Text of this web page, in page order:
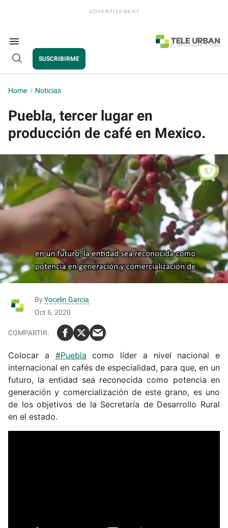
Search
&
Section
Navigation
Open
SUSCRIBIRME
Home > Noticias
Puebla, tercer lugar en
producción de café en Mexico.
By Yocelin Garcia
Oct 6, 2020
Colocar a #Puebla como líder a nivel nacional e
internacional en cafés de especialidad, para que, en un
futuro, la entidad sea reconocida como potencia en
generación y comercialización de este grano, es uno
de los objetivos de la Secretaría de Desarrollo Rural
en el estado.